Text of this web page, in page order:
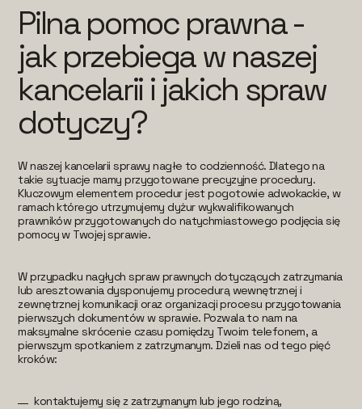
Pilna pomoc prawna -
jak przebiega w naszej
kancelarii i jakich spraw
dotyczy?
W naszej kancelarii sprawy nagłe to codzienność. Dlatego na
takie sytuacje mamy przygotowane precyzyjne procedury.
Kluczowym elementem procedur jest pogotowie adwokackie, w
ramach którego utrzymujemy dyżur wykwalifikowanych
prawników przygotowanych do natychmiastowego podjęcia się
pomocy w Twojej sprawie.
W przypadku nagłych spraw prawnych dotyczących zatrzymania
lub aresztowania dysponujemy procedurą wewnętrznej i
zewnętrznej komunikacji oraz organizacji procesu przygotowania
pierwszych dokumentów w sprawie. Pozwala to nam na
maksymalne skrócenie czasu pomiędzy Twoim telefonem, a
pierwszym spotkaniem z zatrzymanym. Dzieli nas od tego pięć
kroków:
kontaktujemy się z zatrzymanym lub jego rodziną,